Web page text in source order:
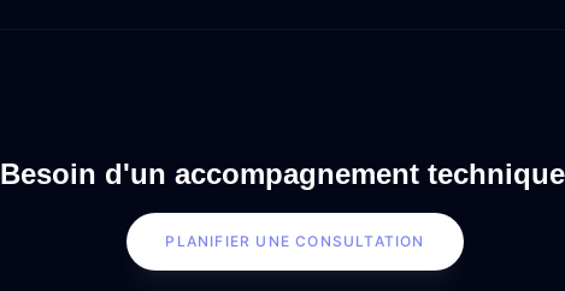
Besoin d'un accompagnement
PLANIFIER UNE CONSULTATION